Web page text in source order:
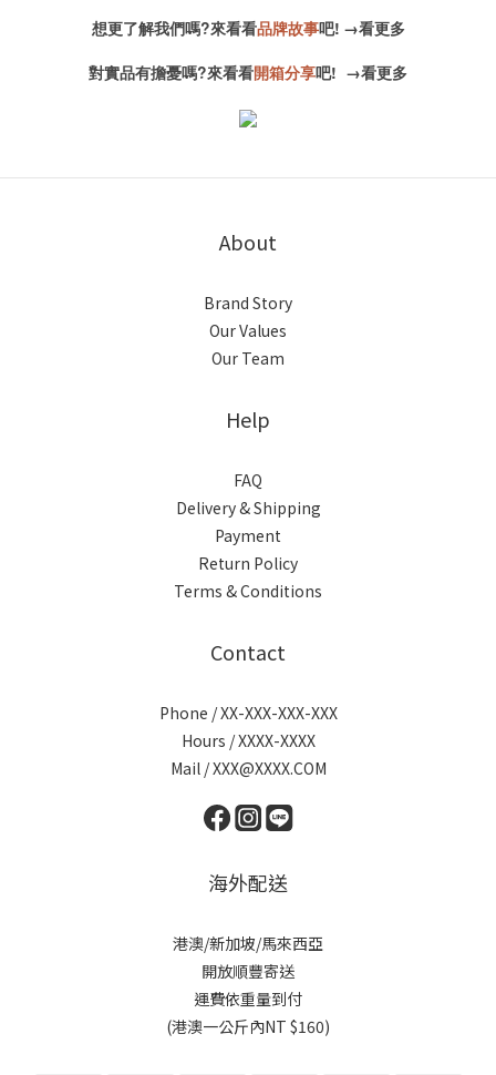
想更了解我們嗎?來看看品牌故事吧! →看更多
對實品有擔憂嗎?來看看開箱分享吧! →看更多
About
Brand Story
Our Values
Our Team
Help
FAQ
Delivery & Shipping
Payment
Return Policy
Terms & Conditions
Contact
Phone / XX-XXX-XXX-XXX
Hours / XXXX-XXXX
Mail / XXX@XXXX.COM
海外配送
港澳/新加坡/馬來西亞
開放順豐寄送
運費依重量到付
(港澳一公斤內NT $160)